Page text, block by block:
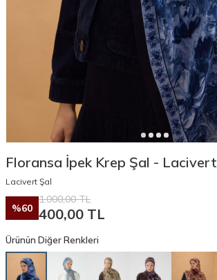
Floransa İpek Krep Şal - Lacivert
Lacivert Şal
%60
1.000,00TL
400,00 TL
Ürünün Diğer Renkleri